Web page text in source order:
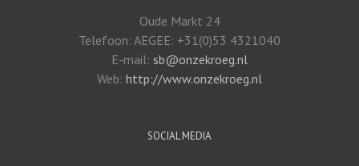
Oude Markt 24
Telefoon: AEGEE: +31(0)53 4321040
E-mail: sb@onzekroeg.nl
Web: http://www.onzekroeg.nl
SOCIAL MEDIA